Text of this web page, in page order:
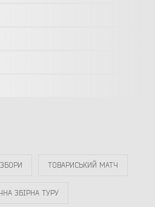
ТОВАРИСЬКИЙ МАТЧ
ЗБІРНА ТУРУ